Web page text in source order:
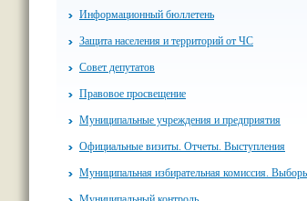
Информационный бюллетень
Защита населения и территорий от ЧС
Совет депутатов
Правовое просвещение
Муниципальные учреждения и предприятия
Официальные визиты. Отчеты. Выступления
Муниципальная избирательная комиссия.